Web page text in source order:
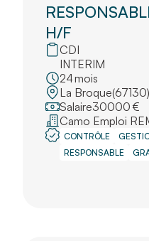
H/F
CDI
INTERIM
24mois
La Broque(67130)
Salaire30000 €
Camo Emploi
CONTRÔLE
RESPONSABLE